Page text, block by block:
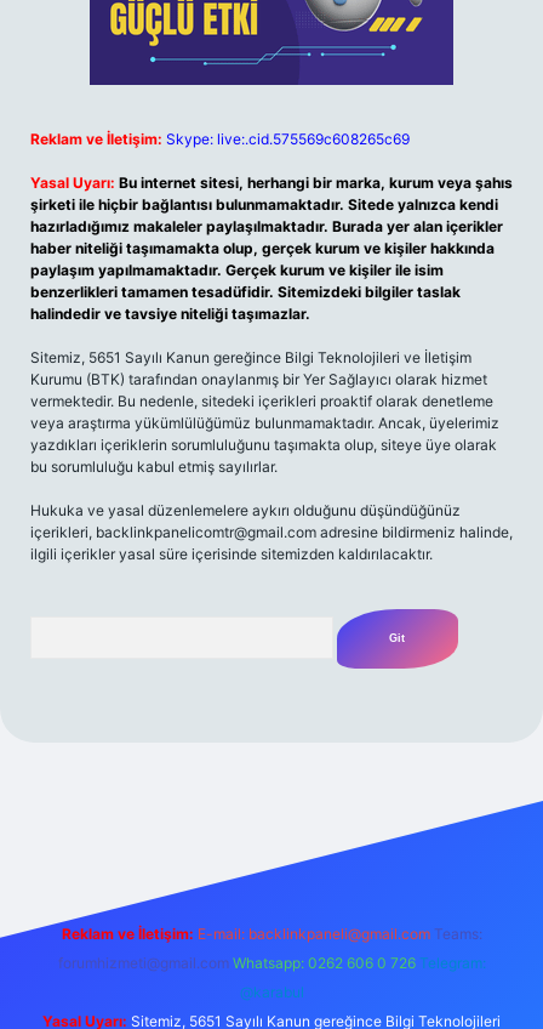
Reklam ve İletişim: Skype: live:.cid.575569c608265c69
Yasal Uyarı: Bu internet sitesi, herhangi bir marka, kurum veya şahıs
şirketi ile hiçbir bağlantısı bulunmamaktadır. Sitede yalnızca kendi
hazırladığımız makaleler paylaşılmaktadır. Burada yer alan içerikler
haber niteliği taşımamakta olup, gerçek kurum ve kişiler hakkında
paylaşım yapılmamaktadır. Gerçek kurum ve kişiler ile isim
benzerlikleri tamamen tesadüfidir. Sitemizdeki bilgiler taslak
halindedir ve tavsiye niteliği taşımazlar.
Sitemiz, 5651 Sayılı Kanun gereğince Bilgi Teknolojileri ve İletişim
Kurumu (BTK) tarafından onaylanmış bir Yer Sağlayıcı olarak hizmet
vermektedir. Bu nedenle, sitedeki içerikleri proaktif olarak denetleme
veya araştırma yükümlülüğümüz bulunmamaktadır. Ancak, üyelerimiz
yazdıkları içeriklerin sorumluluğunu taşımakta olup, siteye üye olarak
bu sorumluluğu kabul etmiş sayılırlar.
Hukuka ve yasal düzenlemelere aykırı olduğunu düşündüğünüz
içerikleri, backlinkpanelicomtr@gmail.com adresine bildirmeniz halinde,
ilgili içerikler yasal süre içerisinde sitemizden kaldırılacaktır.
m elexbet
Reklam ve İletişim: E-mail: backlinkpaneli@gmail.com Teams:
forumhizmeti@gmail.com Whatsapp: 0262 606 0 726 Telegram:
@karabul
Yasal Uyarı: Sitemiz, 5651 Sayılı Kanun gereğince Bilgi Teknolojileri